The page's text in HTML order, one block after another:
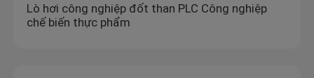
Lò hơi công nghiệp đốt than PLC Công nghiệp
chế biến thực phẩm